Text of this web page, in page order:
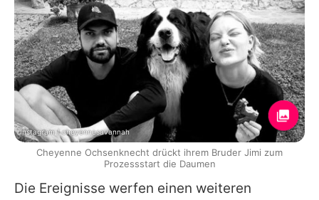
Die Ereignisse werfen einen weiteren
Instagram / cheyennesavannah
Cheyenne Ochsenknecht drückt ihrem Bruder Jimi zum
Prozessstart die Daumen